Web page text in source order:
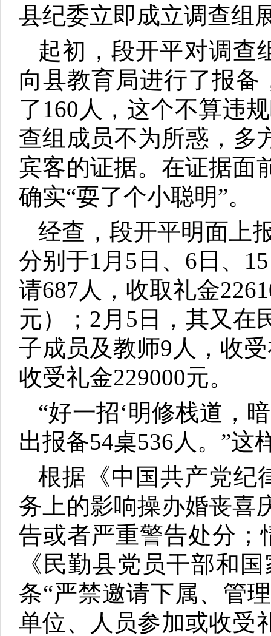
县纪委立即成立调查组
起初，段开平对调查
向县教育局进行了报
了160人，这个不算违
查组成员不为所惑，多
宾客的证据。在证据面
确实“耍了个小聪明”。
经查，段开平明面上
分别于1月5日、6日、
请687人，收取礼金
元）；2月5日，其又在
子成员及教师9人，收
收受礼金229000元。
“好一招‘明修栈道，
出报备54桌536人。”这
根据《中国共产党纪
务上的影响操办婚丧喜
告或者严重警告处分；
《民勤县党员干部和
条“严禁邀请下属、管
单位、人员参加或收受